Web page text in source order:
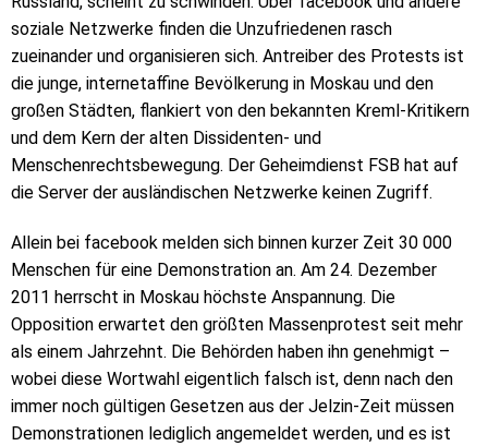
soziale Netzwerke finden die Unzufriedenen rasch
zueinander und organisieren sich. Antreiber des Protests ist
die junge, internetaffine Bevölkerung in Moskau und den
großen Städten, flankiert von den bekannten Kreml-Kritikern
und dem Kern der alten Dissidenten- und
Menschenrechtsbewegung. Der Geheimdienst FSB hat auf
die Server der ausländischen Netzwerke keinen Zugriff.
Allein bei facebook melden sich binnen kurzer Zeit 30 000
Menschen für eine Demonstration an. Am 24. Dezember
2011 herrscht in Moskau höchste Anspannung. Die
Opposition erwartet den größten Massenprotest seit mehr
als einem Jahrzehnt. Die Behörden haben ihn genehmigt –
wobei diese Wortwahl eigentlich falsch ist, denn nach den
immer noch gültigen Gesetzen aus der Jelzin-Zeit müssen
Demonstrationen lediglich angemeldet werden, und es ist